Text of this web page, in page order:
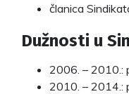
članica
Dužnosti u
2006. – 2010.:
2010. – 2014.: